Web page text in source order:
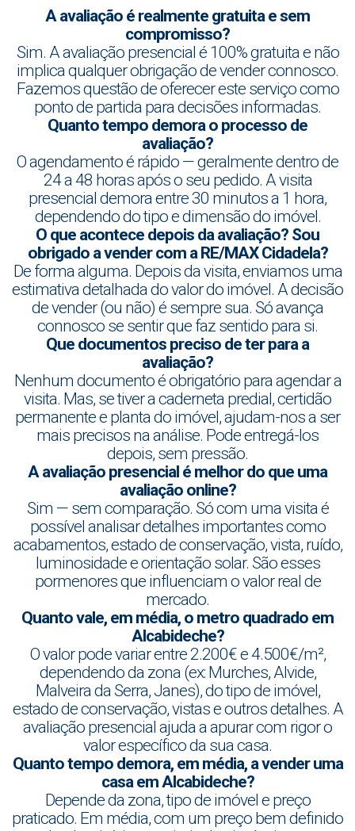
A avaliação é realmente gratuita e sem
compromisso?
Sim. A avaliação presencial é 100% gratuita e não
implica qualquer obrigação de vender connosco.
Fazemos questão de oferecer este serviço como
ponto de partida para decisões informadas.
Quanto tempo demora o processo de
avaliação?
O agendamento é rápido — geralmente dentro de
24 a 48 horas após o seu pedido. A visita
presencial demora entre 30 minutos a 1 hora,
dependendo do tipo e dimensão do imóvel.
O que acontece depois da avaliação? Sou
obrigado a vender com a RE/MAX Cidadela?
De forma alguma. Depois da visita, enviamos uma
estimativa detalhada do valor do imóvel. A decisão
de vender (ou não) é sempre sua. Só avança
connosco se sentir que faz sentido para si.
Que documentos preciso de ter para a
avaliação?
Nenhum documento é obrigatório para agendar a
visita. Mas, se tiver a caderneta predial, certidão
permanente e planta do imóvel, ajudam-nos a ser
mais precisos na análise. Pode entregá-los
depois, sem pressão.
A avaliação presencial é melhor do que uma
avaliação online?
Sim — sem comparação. Só com uma visita é
possível analisar detalhes importantes como
acabamentos, estado de conservação, vista, ruído,
luminosidade e orientação solar. São esses
pormenores que influenciam o valor real de
mercado.
Quanto vale, em média, o metro quadrado em
Alcabideche?
O valor pode variar entre 2.200€ e 4.500€/m²,
dependendo da zona (ex: Murches, Alvide,
Malveira da Serra, Janes), do tipo de imóvel,
estado de conservação, vistas e outros detalhes. A
avaliação presencial ajuda a apurar com rigor o
valor específico da sua casa.
Quanto tempo demora, em média, a vender uma
casa em Alcabideche?
Depende da zona, tipo de imóvel e preço
praticado. Em média, com um preço bem definido